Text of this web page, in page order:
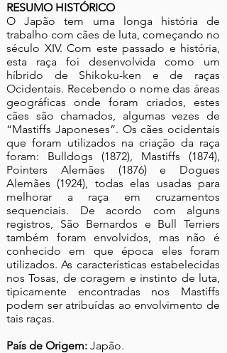
RESUMO HISTÓRICO
O Japão tem uma longa história de
trabalho com cães de luta, começando no
século XIV. Com este passado e história,
esta raça foi desenvolvida como um
híbrido de Shikoku-ken e de raças
Ocidentais. Recebendo o nome das áreas
geográficas onde foram criados, estes
cães são chamados, algumas vezes de
“Mastiffs Japoneses”. Os cães ocidentais
que foram utilizados na criação da raça
foram: Bulldogs (1872), Mastiffs (1874),
Pointers Alemães (1876) e Dogues
Alemães (1924), todas elas usadas para
melhorar a raça em cruzamentos
sequenciais. De acordo com alguns
registros, São Bernardos e Bull Terriers
também foram envolvidos, mas não é
conhecido em que época eles foram
utilizados. As características estabelecidas
nos Tosas, de coragem e instinto de luta,
tipicamente encontradas nos Mastiffs
podem ser atribuídas ao envolvimento de
tais raças.
País de Origem: Japão.